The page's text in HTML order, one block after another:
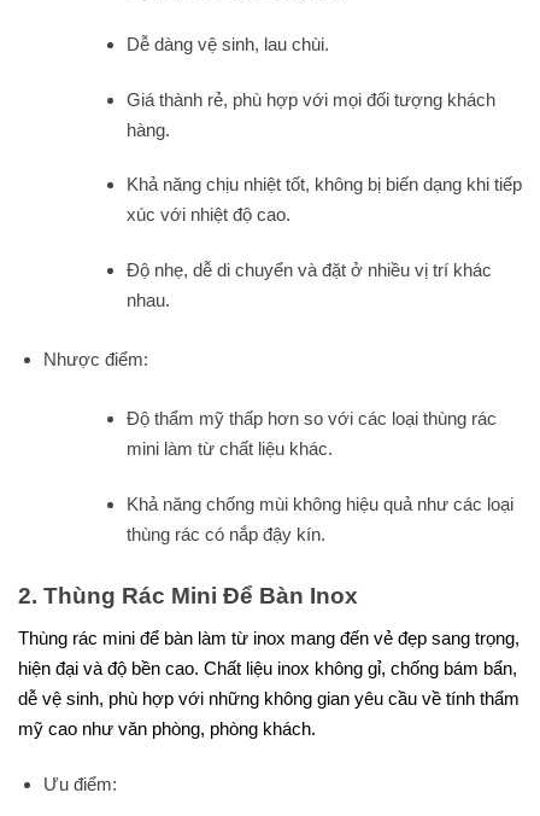
Dễ dàng vệ sinh, lau chùi.
Giá thành rẻ, phù hợp với mọi đối tượng khách
hàng.
Khả năng chịu nhiệt tốt, không bị biến dạng khi tiếp
xúc với nhiệt độ cao.
Độ nhẹ, dễ di chuyển và đặt ở nhiều vị trí khác
nhau.
Nhược điểm:
Độ thẩm mỹ thấp hơn so với các loại thùng rác
mini làm từ chất liệu khác.
Khả năng chống mùi không hiệu quả như các loại
thùng rác có nắp đậy kín.
2. Thùng Rác Mini Để Bàn Inox
Thùng rác mini để bàn làm từ inox mang đến vẻ đẹp sang trọng,
hiện đại và độ bền cao. Chất liệu inox không gỉ, chống bám bẩn,
dễ vệ sinh, phù hợp với những không gian yêu cầu về tính thẩm
mỹ cao như văn phòng, phòng khách.
Ưu điểm: